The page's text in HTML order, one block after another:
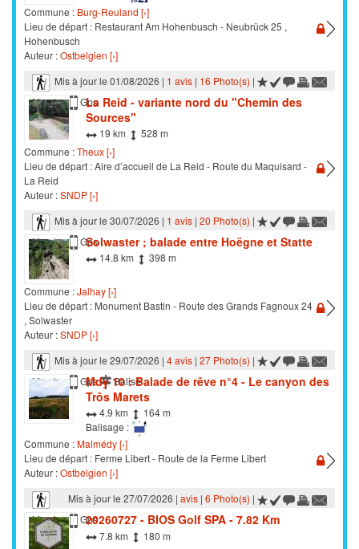
Commune : Burg-Reuland [›]
Lieu de départ : Restaurant Am Hohenbusch - Neubrück 25 ,
Hohenbusch
Auteur :Ostbelgien [›]
Mis à jour le 01/08/2026 | 1 avis| 16 Photo(s) |
Marche
Gps
La Reid - variante nord du "Chemin des
Sources"
19 km
528 m
Commune :Theux [›]
Lieu de départ : Aire d’accueil de La Reid - Route du Maquisard -
La Reid
Auteur :SNDP [›]
Mis à jour le 30/07/2026 | 1 avis| 20 Photo(s) |
Marche
Gps
Solwaster ; balade entre Hoëgne et Statte
14.8 km 398 m
Commune :Jalhay [›]
Lieu de départ : Monument Bastin - Route des Grands Fagnoux 24
, Solwaster
Auteur :SNDP [›]
Mis à jour le 29/07/2026 | 4 avis| 27 Photo(s) |
Marche
Gps Balisé
Mdy 10 : Balade de rêve n°4 - Le canyon des
Trôs Marets
4.9 km
164 m
Balisage :
Commune :Malmédy [›]
Lieu de départ : Ferme Libert - Route de la Ferme Libert
Auteur :Ostbelgien [›]
Mis à jour le 27/07/2026 | avis| 6 Photo(s) |
Marche
Gps
20260727 - BIOS Golf SPA - 7.82 Km
7.8 km 180 m